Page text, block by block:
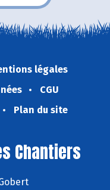
légales
CGU
Plan du site
Chantiers